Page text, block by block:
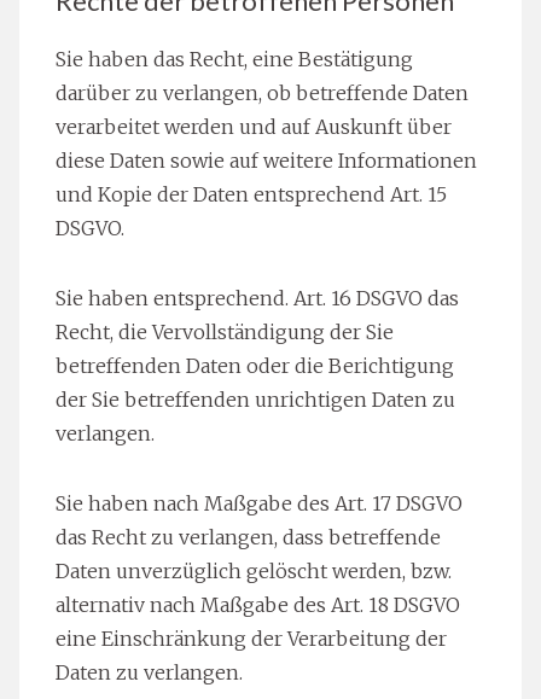
Sie haben das Recht, eine Bestätigung
darüber zu verlangen, ob betreffende Daten
verarbeitet werden und auf Auskunft über
diese Daten sowie auf weitere Informationen
und Kopie der Daten entsprechend Art. 15
DSGVO.
Sie haben entsprechend. Art. 16 DSGVO das
Recht, die Vervollständigung der Sie
betreffenden Daten oder die Berichtigung
der Sie betreffenden unrichtigen Daten zu
verlangen.
Sie haben nach Maßgabe des Art. 17 DSGVO
das Recht zu verlangen, dass betreffende
Daten unverzüglich gelöscht werden, bzw.
alternativ nach Maßgabe des Art. 18 DSGVO
eine Einschränkung der Verarbeitung der
Daten zu verlangen.